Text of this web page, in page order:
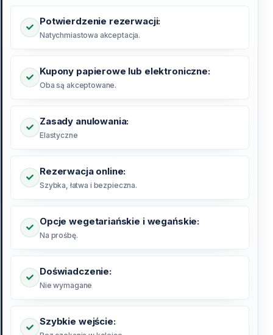
Potwierdzenie rezerwacji:
Natychmiastowa akceptacja.
Kupony papierowe lub elektroniczne:
Oba są akceptowane.
Zasady anulowania:
Elastyczne
Rezerwacja online:
Szybka, łatwa i bezpieczna.
Opcje wegetariańskie i wegańskie:
Na prośbę.
Doświadczenie:
Nie wymagane
Szybkie wejście: